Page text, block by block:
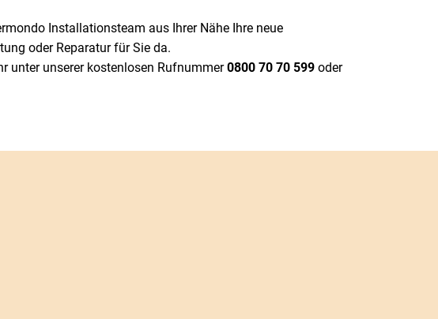
Installationsteam aus Ihrer Nähe Ihre neue
oder Reparatur für Sie da.
unter unserer kostenlosen Rufnummer0800 70 70 599 oder